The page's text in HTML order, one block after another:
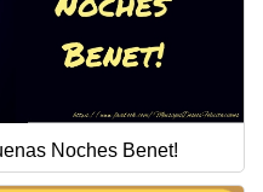
Noches Benet!